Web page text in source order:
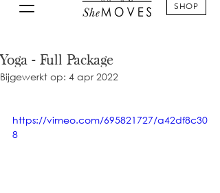
SHOP
Yoga - Full Package
Bijgewerkt op: 4 apr 2022
https://vimeo.com/695821727/a42df8c30
8